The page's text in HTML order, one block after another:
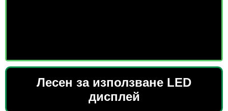
Лесен за използване LED
дисплей